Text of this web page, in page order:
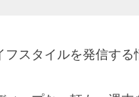
スタイルを発信する